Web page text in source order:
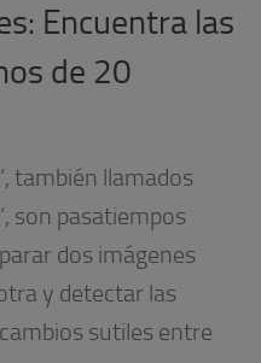
Encuentra las
de 20
también llamados
son pasatiempos
dos imágenes
y detectar las
sutiles entre